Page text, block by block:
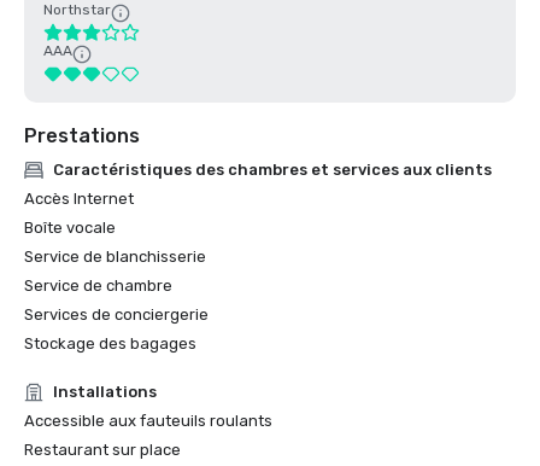
Northstar
AAA
Prestations
Caractéristiques des chambres et services aux clients
Accès Internet
Boîte vocale
Service de blanchisserie
Service de chambre
Services de conciergerie
Stockage des bagages
Installations
Accessible aux fauteuils roulants
Restaurant sur place